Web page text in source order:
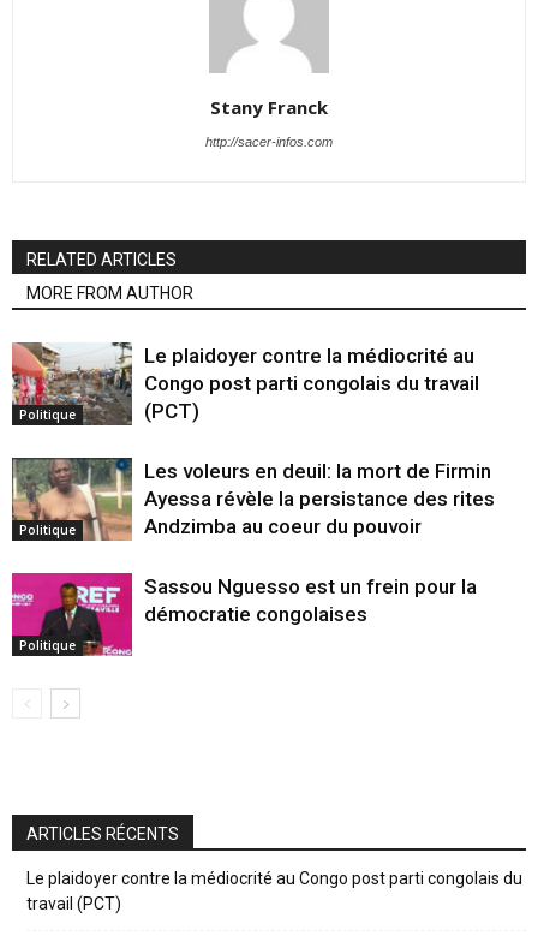
Stany Franck
http://sacer-infos.com
RELATED ARTICLES
MORE FROM AUTHOR
Politique
Le plaidoyer contre la médiocrité au
Congo post parti congolais du travail
(PCT)
Politique
Les voleurs en deuil: la mort de Firmin
Ayessa révèle la persistance des rites
Andzimba au coeur du pouvoir
Politique
Sassou Nguesso est un frein pour la
démocratie congolaises
ARTICLES RÉCENTS
Le plaidoyer contre la médiocrité au Congo post parti congolais du
travail (PCT)